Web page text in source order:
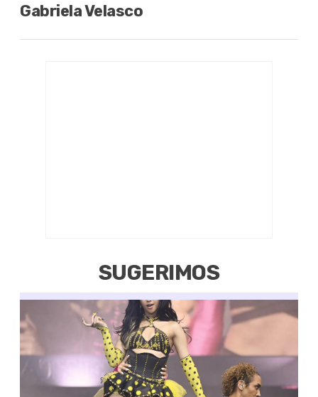
Gabriela Velasco
SUGERIMOS